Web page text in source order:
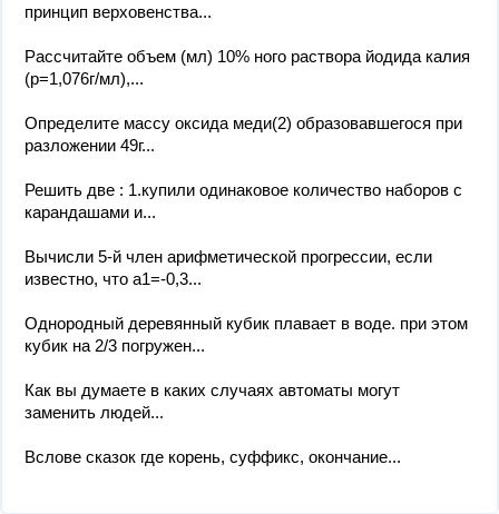
принцип верховенства...
Рассчитайте объем (мл) 10% ного раствора йодида калия
(р=1,076г/мл),...
Определите массу оксида меди(2) образовавшегося при
разложении 49г...
Решить две : 1.купили одинаковое количество наборов с
карандашами и...
Вычисли 5-й член арифметической прогрессии, если
известно, что a1=-0,3...
Однородный деревянный кубик плавает в воде. при этом
кубик на 2/3 погружен...
Как вы думаете в каких случаях автоматы могут
заменить людей...
Вслове сказок где корень, суффикс, окончание...